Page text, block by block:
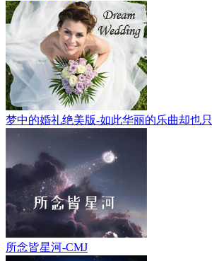
梦中的婚礼绝美版-如此华丽的乐曲却也
所念皆星河-CMJ